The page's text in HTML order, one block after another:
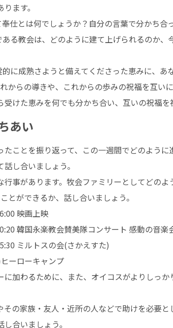
ます。
仕とは何でしょうか？自分の言葉で分かち合
る教会は、どのように建て上げられるのか、
に成熟さようと備えてくださった恵みに、あ
からの導きや、これからの歩みの祝福を互い
けた恵みを何でも分かち合い、互いの祝福を
あい
ことを振り返って、この一週間でどのように
し合いましょう。
行事があります。牧会ファミリーとしてどの
とができるか、話し合いましょう。
映画上映
韓国永楽教会賛美隊コンサート 感動の音楽
ミルトスの会(さかえすた)
ーローキャンプ
に加わるために、また、オイコスがよりしっ
その家族・友人・近所の人などで助けを必要
合いましょう。